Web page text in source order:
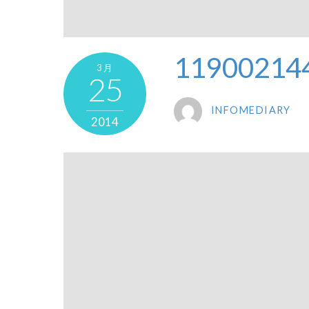
3月
25
2014
INFOMEDIARY